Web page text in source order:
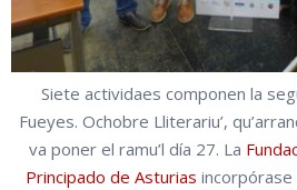
Siete actividaes componen la
Fueyes. Ochobre Lliterariu’,
va poner el ramu’l día 27. La
Principado de Asturias incorpórase